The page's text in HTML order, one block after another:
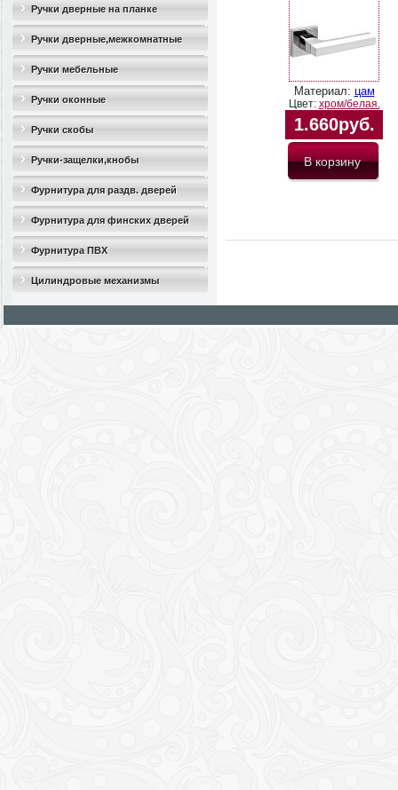
Ручки дверные на планке
Ручки дверные,межкомнатные
Ручки мебельные
Ручки оконные
Ручки скобы
Ручки-защелки,кнобы
Фурнитура для раздв. дверей
Фурнитура для финских дверей
Фурнитура ПВХ
Цилиндровые механизмы
Материал: цам
Цвет: хром/белая.
1.660руб.